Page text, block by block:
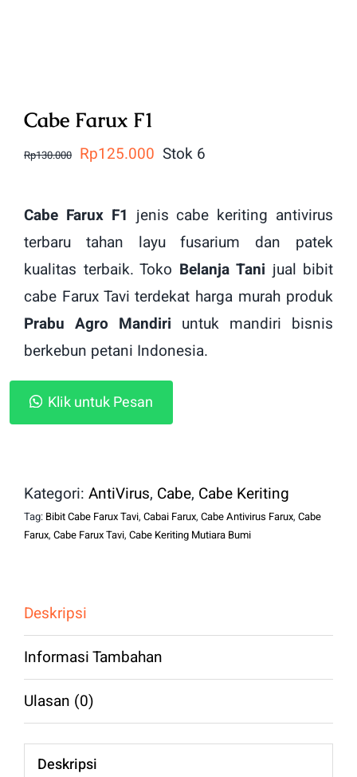
Cabe Farux F1
Rp130.000 Harga
adalah:
Rp130.000.
Rp125.000 Harga
ini
adalah:
Rp125.000.
Stok 6
Cabe Farux F1 jenis cabe keriting antivirus
terbaru tahan layu fusarium dan patek
kualitas terbaik. Toko Belanja Tani jual bibit
cabe Farux Tavi terdekat harga murah produk
Prabu Agro Mandiri untuk mandiri bisnis
berkebun petani Indonesia.
Klik untuk Pesan
Kategori: AntiVirus, Cabe, Cabe Keriting
Tag: Bibit Cabe Farux Tavi, Cabai Farux, Cabe Antivirus Farux, Cabe
Farux, Cabe Farux Tavi, Cabe Keriting Mutiara Bumi
Deskripsi
Informasi Tambahan
Ulasan (0)
Deskripsi